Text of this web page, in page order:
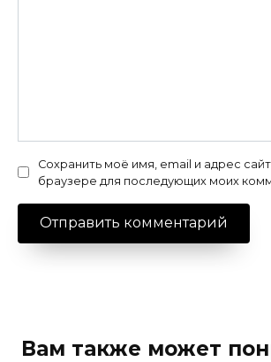
Сохранить моё имя, email и адрес
браузере для последующих моих
Вам также может